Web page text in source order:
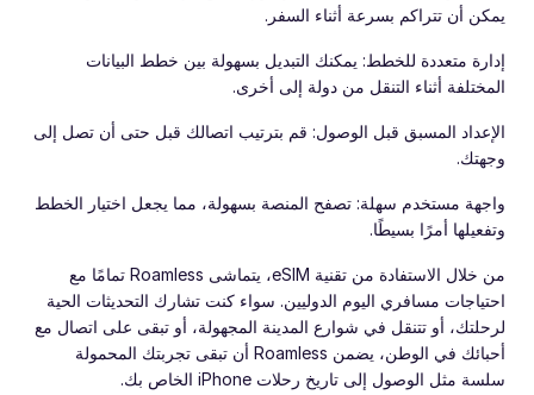
يمكن أن تتراكم بسرعة أثناء السفر.
إدارة متعددة للخطط: يمكنك التبديل بسهولة بين خطط البيانات
المختلفة أثناء التنقل من دولة إلى أخرى.
الإعداد المسبق قبل الوصول: قم بترتيب اتصالك قبل حتى أن تصل إلى
وجهتك.
واجهة مستخدم سهلة: تصفح المنصة بسهولة، مما يجعل اختيار الخطط
وتفعيلها أمرًا بسيطًا.
من خلال الاستفادة من تقنية eSIM، يتماشى Roamless تمامًا مع
احتياجات مسافري اليوم الدوليين. سواء كنت تشارك التحديثات الحية
لرحلتك، أو تتنقل في شوارع المدينة المجهولة، أو تبقى على اتصال مع
أحبائك في الوطن، يضمن Roamless أن تبقى تجربتك المحمولة
سلسة مثل الوصول إلى تاريخ رحلات iPhone الخاص بك.